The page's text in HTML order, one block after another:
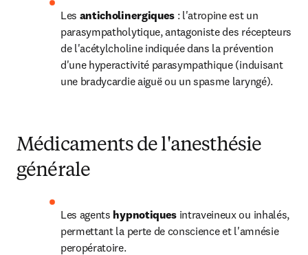
Les anticholinergiques : l'atropine est un
parasympatholytique, antagoniste des récepteurs
de l'acétylcholine indiquée dans la prévention
d'une hyperactivité parasympathique (induisant
une bradycardie aiguë ou un spasme laryngé).
Médicaments de l'anesthésie
générale
Les agents hypnotiques intraveineux ou inhalés,
permettant la perte de conscience et l'amnésie
peropératoire.